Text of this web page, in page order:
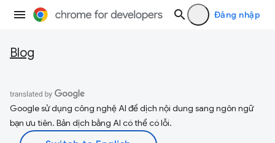
Đăng nhập
Blog
Google sử dụng công nghệ AI để dịch nội dung sang ngôn ngữ
bạn ưu tiên. Bản dịch bằng AI có thể có lỗi.